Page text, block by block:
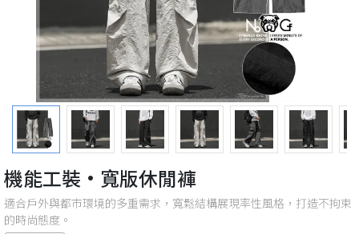
機能工裝·寬版休閒褲
適合戶外與都市環境的多重需求，寬鬆結構展現率性風格，打造不拘束
的時尚態度。